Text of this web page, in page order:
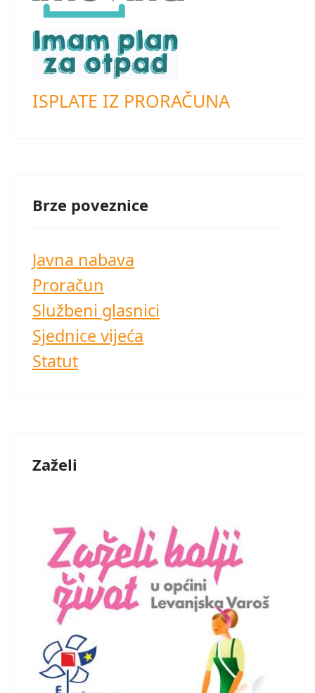
ISPLATE IZ PRORAČUNA
Brze poveznice
Javna nabava
Proračun
Službeni glasnici
Sjednice vijeća
Statut
Zaželi